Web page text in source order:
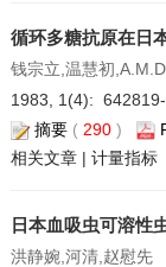
循环多糖抗原在日
钱宗立,温慧初
1983, 1(4):
摘要 ( 290 )
相关文章 | 计量指标
日本血吸虫可溶性
洪静婉,河清,赵慰先